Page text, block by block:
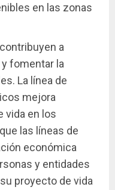
en las zonas
a
fomentar la
La línea de
mejora
vida en los
las líneas de
económica
y entidades
proyecto de vida